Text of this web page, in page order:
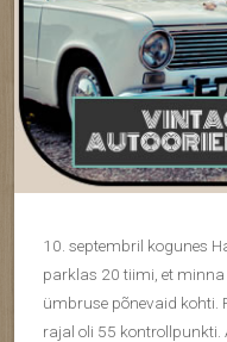
10. septembril kogunes
parklas 20 tiimi, et
ümbruse põnevaid kohti.
rajal oli 55 kontrollpunkti.